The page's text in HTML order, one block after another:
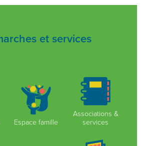
et services
Espace famille
Associations &
services